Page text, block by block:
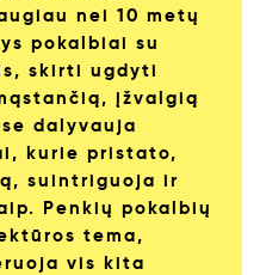
nei 10 metų
pokalbiai su
skirti ugdyti
įžvalgią
dalyvauja
kurie pristato,
suintriguoja ir
Penkių pokalbių
tema,
vis kita